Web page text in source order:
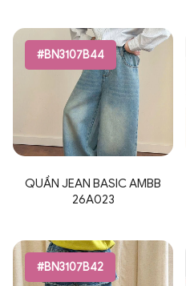
#BN3107B44
QUẦN JEAN BASIC AMBB
26A023
#BN3107B42